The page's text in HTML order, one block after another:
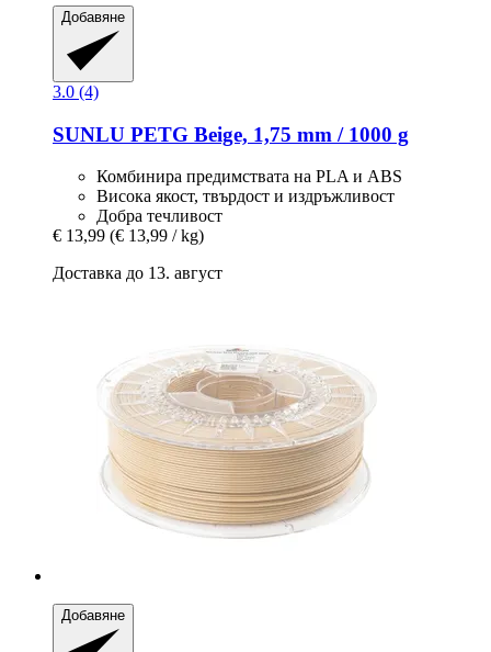
Добавяне
3.0 (4)
SUNLU PETG Beige, 1,75 mm / 1000 g
Комбинира предимствата на PLA и ABS
Висока якост, твърдост и издръжливост
Добра течливост
€ 13,99 (€ 13,99 / kg)
Доставка до 13. август
Добавяне